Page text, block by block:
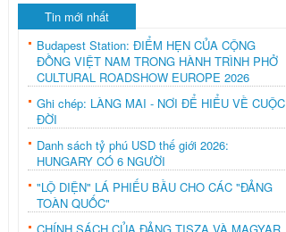
Tin mới nhất
Budapest Station: ĐIỂM HẸN CỦA CỘNG
ĐỒNG VIỆT NAM TRONG HÀNH TRÌNH PHỞ
CULTURAL ROADSHOW EUROPE 2026
Ghi chép: LÀNG MAI - NƠI ĐỂ HIỂU VỀ CUỘC
ĐỜI
Danh sách tỷ phú USD thế giới 2026:
HUNGARY CÓ 6 NGƯỜI
"LỘ DIỆN" LÁ PHIẾU BẦU CHO CÁC "ĐẢNG
TOÀN QUỐC"
CHÍNH SÁCH CỦA ĐẢNG TISZA VÀ MAGYAR